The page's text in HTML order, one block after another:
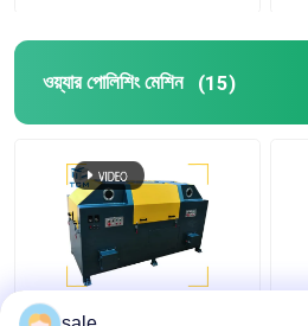
ওয়্যার পোলিশিং মেশিন (15)